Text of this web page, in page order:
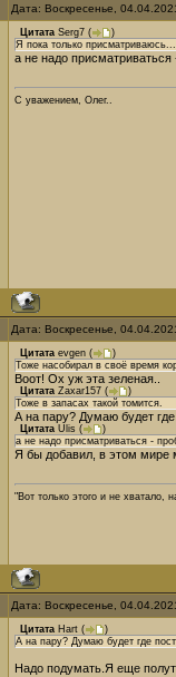
Дата: Воскресенье,
Цитата Serg7 (
)
Я пока только присматриваюсь...
а не надо
С уважением, Олег..
Дата: Воскресенье,
Цитата evgen (
)
Тоже насобирал в своё время
Воот! Ох уж эта зеленая..
Цитата Zaxar157 (
)
Тоже в запасах такой томится.
А на пару? Думаю будет
Цитата Ulis (
)
а не надо присматриваться -
Я бы добавил, в этом мире
"Вот только этого и не
Дата: Воскресенье,
Цитата Hart (
)
А на пару? Думаю будет где
Надо подумать.Я еще